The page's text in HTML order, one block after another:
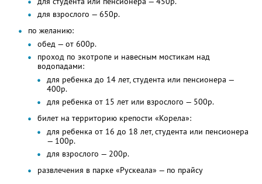
для взрослого — 650р.
по желанию:
обед — от 600р.
проход по экотропе и навесным мостикам над
водопадами:
для ребенка до 14 лет, студента или пенсионера —
400р.
для ребенка от 15 лет или взрослого — 500р.
билет на территорию крепости «Корела»:
для ребенка от 16 до 18 лет, студента или пенсионера
— 100р.
для взрослого — 200р.
развлечения в парке «Рускеала» — по прайсу